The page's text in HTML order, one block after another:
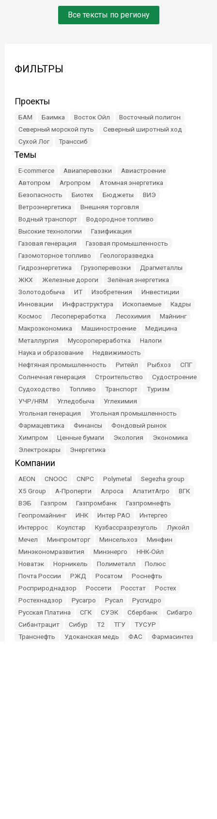
Все тексты по региону
ФИЛЬТРЫ
Проекты
БАМ Баимка Восток Ойл
Восточный полигон
Северный морской путь
Северный широтный ход
Сухой Лог
Транссиб
Темы
E-commerce Авиаперевозки
Авиастроение
Автопром
Агропром
Атомная энергетика
Безопасность
Биотех Бюджеты
ВИЭ
Ветроэнергетика
Внешняя торговля
Водный транспорт
Водородное топливо
Высокие технологии
Газификация
Газовая генерация
Газовая промышленность
Газомоторное топливо
Геологоразведка
Гидроэнергетика
Грузоперевозки
Драгметаллы
ЖКХ
Железные дороги
Зелёная энергетика
Золотодобыча
ИТ Изобретения
Инвестиции
Инновации
Инфраструктура Ископаемые
Кадры
Космос
Лесопереработка Лесохимия
Майнинг
Макроэкономика
Машиностроение
Медицина
Металлургия
Мусоропереработка
Налоги
Наука и образование
Недвижимость
Нефтяная промышленность
Ритейл Рыбхоз
СПГ
Солнечная генерация
Строительство
Судостроение
Судоходство
Топливо Транспорт
Туризм
УЧР/HRM
Угледобыча
Углехимия
Угольная генерация
Угольная промышленность
Фармацевтика
Финансы
Фондовый рынок
Химпром
Ценные бумаги Экология
Экономика
Электрокары
Энергетика
Компании
AEON CNOOC CNPC Polymetal
Segezha group
X5 Group
А-Проперти Алроса АпатитАгро
ВГК
ВЭБ
Газпром Газпромбанк
Газпромнефть
Геопромайнинг
ИНК Интер РАО
Интергео
Интеррос
Коулстар Кузбассразрезуголь
Лукойл
Мечел
Минпромторг Минсельхоз
Минфин
Минэкономразвития
Минэнерго
ННК-Ойл
Новатэк
Норникель Полиметалл
Полюс
Почта России
РЖД Росатом
Роснефть
Росприроднадзор
Россети Росстат
Ростех
Ростехнадзор
Русагро Русал
Русгидро
Русская Платина
СГК СУЭК Сбербанк
Сибагро
Сибантрацит
Сибур Т2 ТГУ
ТУСУР
Транснефть
Удоканская медь ФАС
Фармасинтез